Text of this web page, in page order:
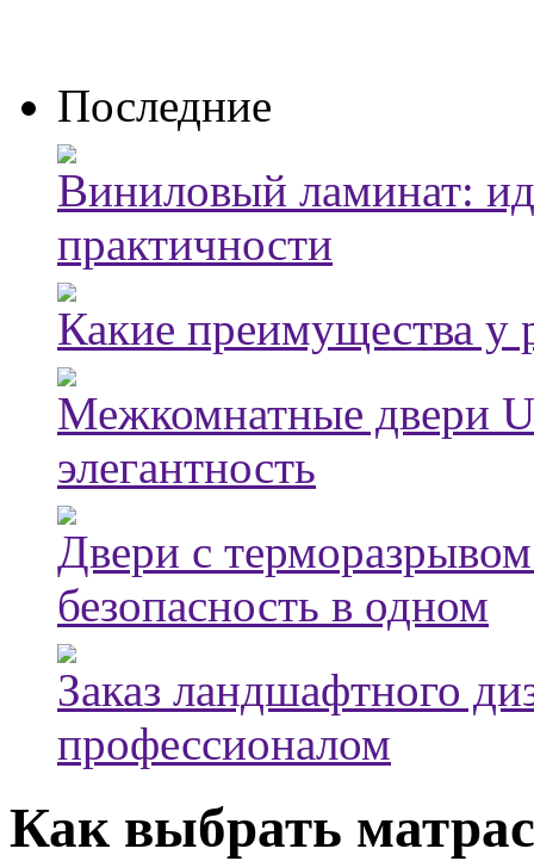
Последние
Виниловый ламинат:
практичности
Какие преимущества у
Межкомнатные двери
элегантность
Двери с
безопасность в одном
Заказ ландшафтного
профессионалом
Как выбрать